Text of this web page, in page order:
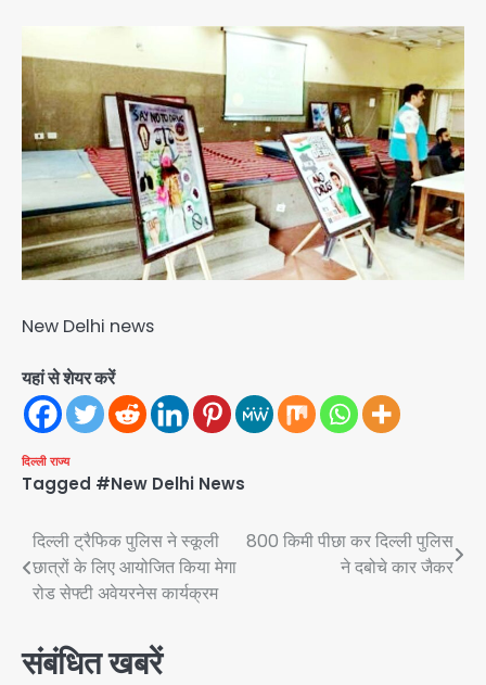
New Delhi news
यहां से शेयर करें
दिल्ली राज्य
Tagged #New Delhi News
Post
navigation
दिल्ली ट्रैफिक पुलिस ने स्कूली
छात्रों के लिए आयोजित किया मेगा
रोड सेफ्टी अवेयरनेस कार्यक्रम
800 किमी पीछा कर दिल्ली पुलिस
ने दबोचे कार जैकर
संबंधित खबरें